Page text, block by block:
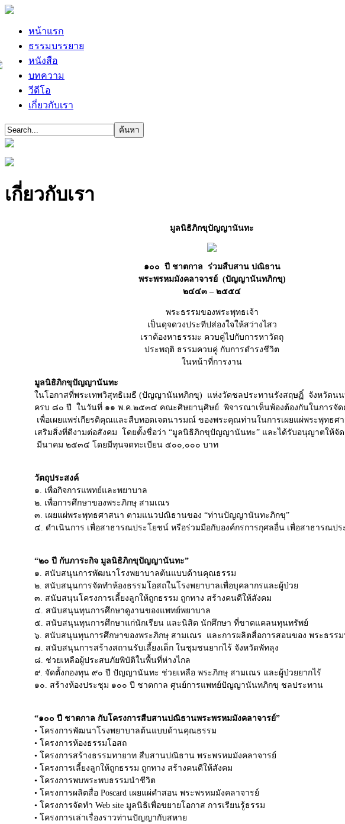
หน้าแรก
ธรรมบรรยาย
หนังสือ
บทความ
วีดีโอ
เกี่ยวกับเรา
เกี่ยวกับเรา
มูลนิธิภิกขุปัญญานันทะ
๑๐๐ ปี ชาตกาล ร่วมสืบสาน ปณิธาน
พระพรหมมังคลาจารย์ (ปัญญานันทภิกขุ)
๒๔๔๓ – ๒๕๕๔
พระธรรมของพระพุทธเจ้า
เป็นดุจดวงประทีปส่องใจให้สว่างไสว
เราต้องหาธรรมะ ควบคู่ไปกับการหาวัตถุ
ประพฤติ ธรรมควบคู่ กับการดำรงชีวิต
ในหน้าที่การงาน
มูลนิธิภิกขุปัญญานันทะ
ในโอกาสที่พระเทพวิสุทธิเมธี (ปัญญานันทภิกขุ) แห่งวัดชลประทานรังสฤษฏิ์ จังหวัดนน
ครบ ๘๐ ปี ในวันที่ ๑๑ พ.ค.๒๕๓๔ คณะศิษยานุศิษย์ พิจารณาเห็นพ้องต้องกันในการจัด
เพื่อเผยแพร่เกียรติคุณและสืบทอดเจตนารมณ์ ของพระคุณท่านในการเผยแผ่พระพุทธศ
เสริมสิ่งที่ดีงามต่อสังคม โดยตั้งชื่อว่า “มูลนิธิภิกขุปัญญานันทะ” และได้รับอนุญาตให้จัด
มีนาคม ๒๕๓๔ โดยมีทุนจดทะเบียน ๕๐๐,๐๐๐ บาท
วัตถุประสงค์
๑. เพื่อกิจการแพทย์และพยาบาล
๒. เพื่อการศึกษาของพระภิกษุ สามเณร
๓. เผยแผ่พระพุทธศาสนา ตามแนวปณิธานของ “ท่านปัญญานันทะภิกขุ”
๔. ดำเนินการ เพื่อสาธารณประโยชน์ หรือร่วมมือกับองค์กรการกุศลอื่น เพื่อสาธารณป
“๒๐ ปี กับภาระกิจ มูลนิธิภิกขุปัญญานันทะ”
๑. สนับสนุนการพัฒนาโรงพยาบาลต้นแบบด้านคุณธรรม
๒. สนับสนุนการจัดทำห้องธรรมโอสถในโรงพยาบาลเพื่อบุคลากรและผู้ป่วย
๓. สนับสนุนโครงการเลี้ยงลูกให้ถูกธรรม ถูกทาง สร้างคนดีให้สังคม
๔. สนับสนุนทุนการศึกษาดูงานของแพทย์พยาบาล
๕. สนับสนุนทุนการศึกษาแก่นักเรียน และนิสิต นักศึกษา ที่ขาดแคลนทุนทรัพย์
๖. สนับสนุนทุนการศึกษาของพระภิกษุ สามเณร และการผลิตสื่อการสอนของ พระธรรม
๗. สนับสนุนการสร้างสถานรับเลี้ยงเด็ก ในชุมชนยากไร้ จังหวัดพัทลุง
๘. ช่วยเหลือผู้ประสบภัยพิบัติในพื้นที่ห่างไกล
๙. จัดตั้งกองทุน ๙๐ ปี ปัญญานันทะ ช่วยเหลือ พระภิกษุ สามเณร และผู้ป่วยยากไร้
๑๐. สร้างห้องประชุม ๑๐๐ ปี ชาตกาล ศูนย์การแพทย์ปัญญานันทภิกขุ ชลประทาน
“๑๐๐ ปี ชาตกาล กับโครงการสืบสานปณิธานพระพรหมมังคลาจารย์”
• โครงการพัฒนาโรงพยาบาลต้นแบบด้านคุณธรรม
• โครงการห้องธรรมโอสถ
• โครงการสร้างธรรมทายาท สืบสานปณิธาน พระพรหมมังคลาจารย์
• โครงการเลี้ยงลูกให้ถูกธรรม ถูกทาง สร้างคนดีให้สังคม
• โครงการพบพระพบธรรมนำชีวิต
• โครงการผลิตสื่อ Poscard เผยแผ่คำสอน พระพรหมมังคลาจารย์
• โครงการจัดทำ Web site มูลนิธิเพื่อขยายโอกาส การเรียนรู้ธรรม
• โครงการเล่าเรื่องราวท่านปัญญากับสหาย